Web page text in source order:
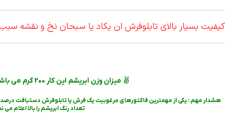
کیفیت بسیار بالای تابلوفرش ان یکاد یا سبحان نخ و نقشه
میزان وزن ابریشم این کار 200 گرم می باشد که با توجه به نسبت وزنی به کل مصالح این محصول را در زمره نخ و نقشه پرابریشم قرار میدهد ..
هشدار مهم : یکی از مهمترین فاکتورهای مرغوبیت یک فرش یا تابلوفرش دستبافت درصد
تعداد رنگ ابریشم را بالا اعلام